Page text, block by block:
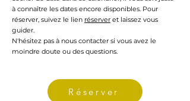
à connaître les dates encore disponibles. Pour
réserver, suivez le lien réserver et laissez vous
guider.
N'hésitez pas à nous contacter si vous avez le
moindre doute ou des questions.
Réserver